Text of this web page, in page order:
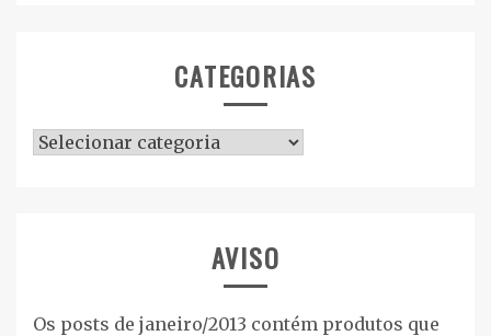
CATEGORIAS
Categorias
AVISO
Os posts de janeiro/2013 contém produtos que